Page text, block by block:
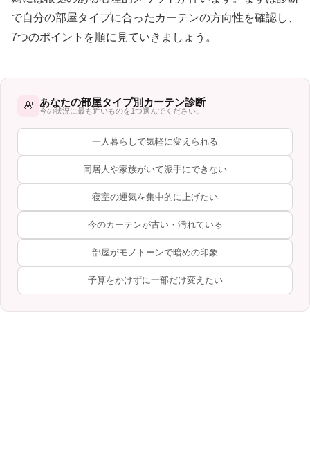
で自分の部屋タイプに合ったカーテンの方向性を確認し、
7つのポイントを順に見ていきましょう。
🌸 あなたの部屋タイプ別カーテン診断
今の状況に最も近いものを1つ選んでください。
一人暮らしで気軽に変えられる
同居人や家族がいて派手にできない
寝室の運気を集中的に上げたい
今のカーテンが古い・汚れている
部屋がモノトーンで暗めの印象
予算をかけずに一部だけ変えたい